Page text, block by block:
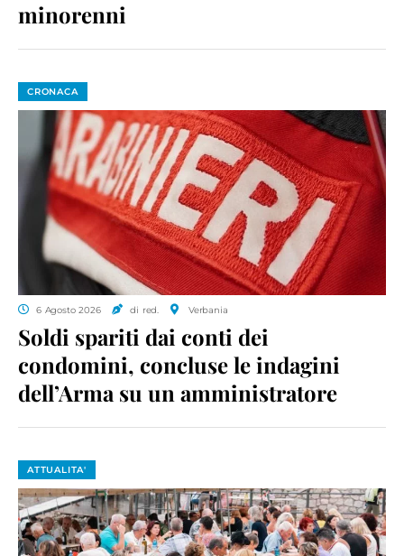
minorenni
CRONACA
6 Agosto 2026 di red. Verbania
Soldi spariti dai conti dei
condomini, concluse le indagini
dell’Arma su un amministratore
ATTUALITA'